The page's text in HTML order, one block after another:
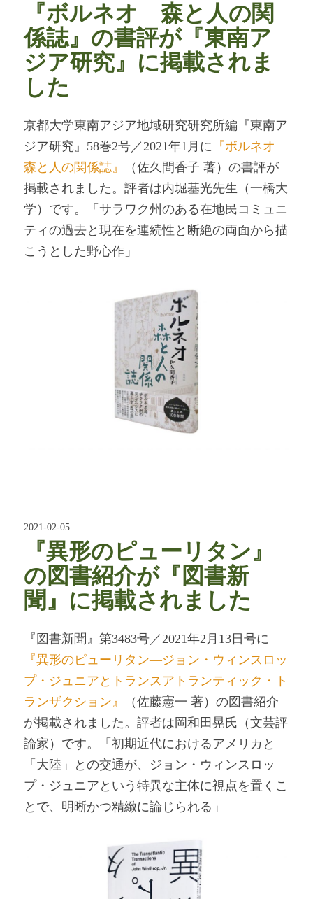
『ボルネオ 森と人の関
係誌』の書評が『東南ア
ジア研究』に掲載されま
した
京都大学東南アジア地域研究研究所編『東南ア
ジア研究』58巻2号／2021年1月に 『ボルネオ
森と人の関係誌』
（佐久間香子 著）の書評が
掲載されました。評者は内堀基光先生（一橋大
学）です。「サラワク州のある在地民コミュニ
ティの過去と現在を連続性と断絶の両面から描
こうとした野心作」
2021-02-05
『異形のピューリタン』
の図書紹介が『図書新
聞』に掲載されました
『図書新聞』第3483号／2021年2月13日号に
『異形のピューリタン―ジョン・ウィンスロッ
プ・ジュニアとトランスアトランティック・ト
ランザクション』
（佐藤憲一 著）の図書紹介
が掲載されました。評者は岡和田晃氏（文芸評
論家）です。「初期近代におけるアメリカと
「大陸」との交通が、ジョン・ウィンスロッ
プ・ジュニアという特異な主体に視点を置くこ
とで、明晰かつ精緻に論じられる」